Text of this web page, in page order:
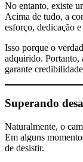
No entanto, existe
Acima de tudo, a
esforço, dedicação
Isso porque o
adquirido. Portanto,
garante
Superando
Naturalmente, o
Em alguns
de desistir.